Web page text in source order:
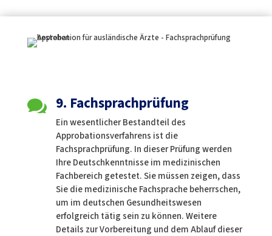
 9. Fachsprachprüfung
Ein wesentlicher Bestandteil des
Approbationsverfahrens ist die
Fachsprachprüfung. In dieser Prüfung werden
Ihre Deutschkenntnisse im medizinischen
Fachbereich getestet. Sie müssen zeigen, dass
Sie die medizinische Fachsprache beherrschen,
um im deutschen Gesundheitswesen
erfolgreich tätig sein zu können. Weitere
Details zur Vorbereitung und dem Ablauf dieser